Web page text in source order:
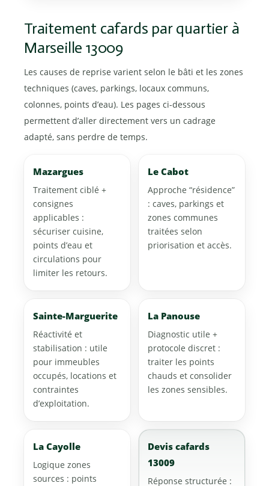
Traitement cafards par quartier à
Marseille 13009
Les causes de reprise varient selon le bâti et les zones
techniques (caves, parkings, locaux communs,
colonnes, points d’eau). Les pages ci-dessous
permettent d’aller directement vers un cadrage
adapté, sans perdre de temps.
Mazargues
Traitement ciblé +
consignes
applicables :
sécuriser cuisine,
points d’eau et
circulations pour
limiter les retours.
Le Cabot
Approche “résidence”
: caves, parkings et
zones communes
traitées selon
priorisation et accès.
Sainte-Marguerite
Réactivité et
stabilisation : utile
pour immeubles
occupés, locations et
contraintes
d’exploitation.
La Panouse
Diagnostic utile +
protocole discret :
traiter les points
chauds et consolider
les zones sensibles.
La Cayolle
Logique zones
sources : points
Devis cafards
13009
Réponse structurée :